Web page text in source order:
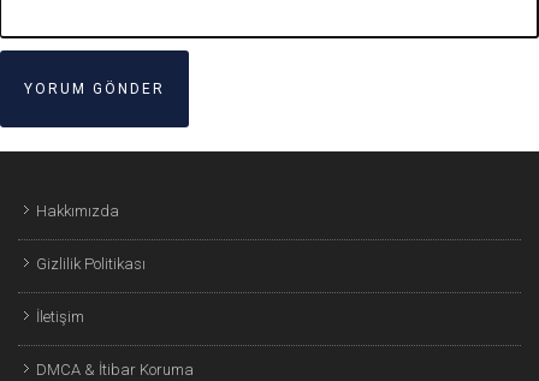
Hakkımızda
Gizlilik Politikası
İletişim
DMCA & İtibar Koruma